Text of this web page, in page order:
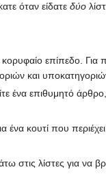
όταν είδατε δύο
επίπεδο. Για
και
ένα επιθυμητό
ένα κουτί που
στις λίστες για να